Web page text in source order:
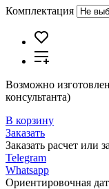
Комплектация
Возможно
консультанта)
В корзину
Заказать
Заказать расчет или
Telegram
Whatsapp
Ориентировочная